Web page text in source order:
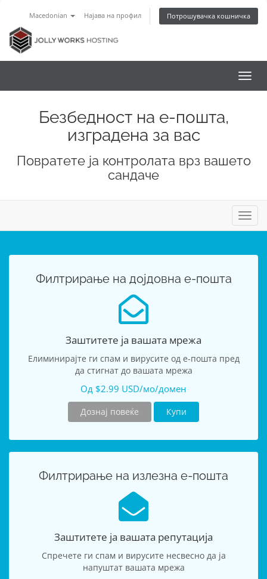
Macedonian Најава на профил Потрошувачка кошничка
ја
Безбедност на е-пошта,
изградена за вас
Повратете ја контролата врз вашето
сандаче
ја
Филтрирање на дојдовна е-пошта
Заштитете ја вашата мрежа
Елиминирајте ги спам и вирусите од е-пошта пред
да стигнат до вашата мрежа
Од $2.99 USD/мо/домен
Дознај повеќе Купи
Филтрирање на излезна е-пошта
Заштитете ја вашата репутација
Спречете ги спам и вирусите несвесно да ја
напуштат вашата мрежа